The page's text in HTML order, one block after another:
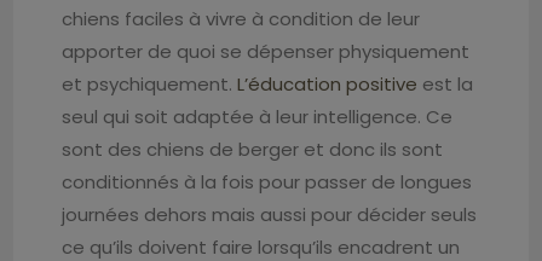
chiens faciles à vivre à condition de leur
apporter de quoi se dépenser physiquement
et psychiquement. L’éducation positive est la
seul qui soit adaptée à leur intelligence. Ce
sont des chiens de berger et donc ils sont
conditionnés à la fois pour passer de longues
journées dehors mais aussi pour décider seuls
ce qu’ils doivent faire lorsqu’ils encadrent un